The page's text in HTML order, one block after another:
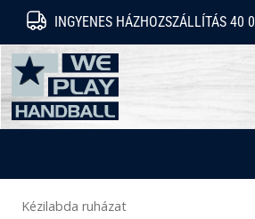
INGYENES HÁZHOZSZÁLLÍTÁS 40
WePlayHandball.hu
Kézilabda ruházat